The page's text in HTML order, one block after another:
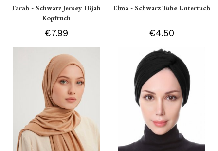
Farah - Schwarz Jersey Hijab
Kopftuch
€7.99
Elma - Schwarz Tube Untertuch
€4.50